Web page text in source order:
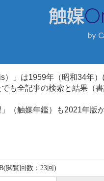
）」は1959年（昭和34年
も全記事の検索と結果（
（触媒年鑑）も2021年
閲覧回数：23回)